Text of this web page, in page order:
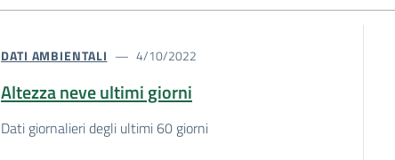
DATI AMBIENTALI 4/10/2022
Altezza neve ultimi giorni
Dati giornalieri degli ultimi 60 giorni